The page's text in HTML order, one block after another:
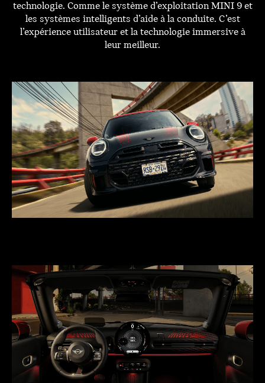
technologie. Comme le système d’exploitation MINI 9 et
les systèmes intelligents d’aide à la conduite. C’est
l’expérience utilisateur et la technologie immersive à
leur meilleur.